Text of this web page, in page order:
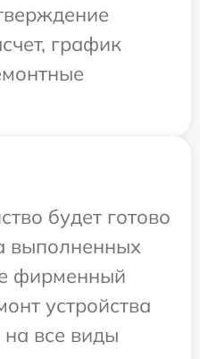
график
будет готово
выполненных
фирменный
устройства
все виды